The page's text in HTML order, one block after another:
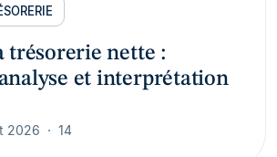
trésorerie nette :
et interprétation
2026 14